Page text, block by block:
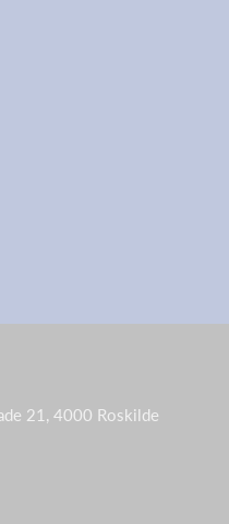
21, 4000 Roskilde